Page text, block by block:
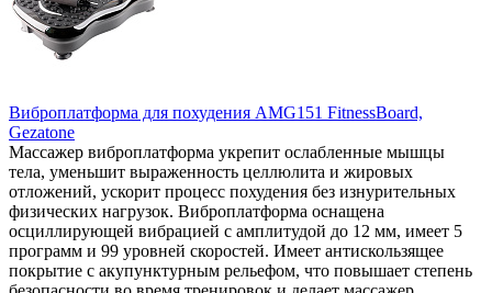
Виброплатформа для похудения AMG151 FitnessBoard,
Gezatone
Массажер виброплатформа укрепит ослабленные мышцы
тела, уменьшит выраженность целлюлита и жировых
отложений, ускорит процесс похудения без изнурительных
физических нагрузок. Виброплатформа оснащена
осциллирующей вибрацией с амплитудой до 12 мм, имеет 5
программ и 99 уровней скоростей. Имеет антискользящее
покрытие с акупунктурным рельефом, что повышает степень